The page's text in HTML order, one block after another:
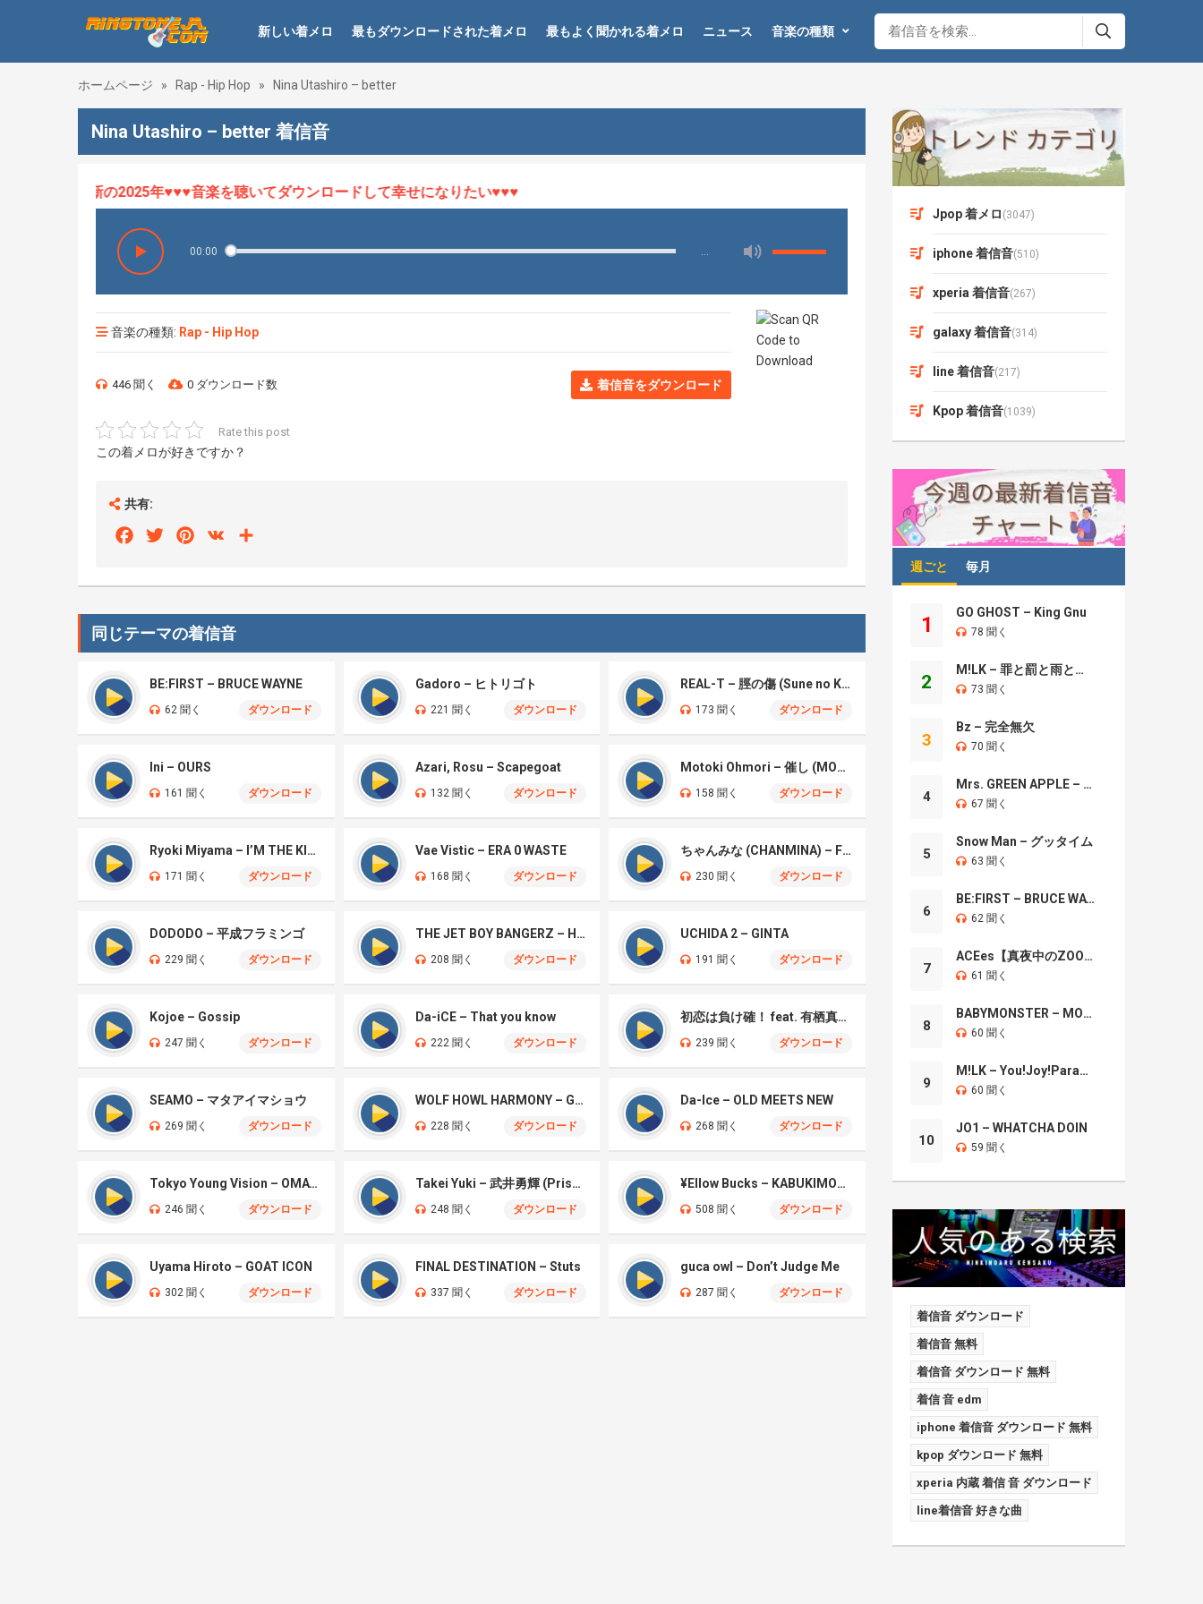
新しい着メロ 最もダウンロードされた着メロ 最もよく聞かれる着メロ ニュース 音楽の種類
ホームページ » Rap - Hip Hop » Nina Utashiro – better
Nina Utashiro – better 着信音
、最新の2025年♥♥♥音楽を聴いてダウンロードして幸せになりたい♥♥♥
00:00
音楽の種類: Rap - Hip Hop
446 聞く 0 ダウンロード数 着信音をダウンロード
Rate this post
この着メロが好きですか？
共有:
FacebookTwitterPinterest
VK
同じテーマの着信音
BE:FIRST – BRUCE WAYNE
62 聞く ダウンロード
Gadoro – ヒトリゴト
221 聞く ダウンロード
REAL-T – 脛の傷 (Sune no Kizu)
173 聞く ダウンロード
Ini – OURS
161 聞く ダウンロード
Azari, Rosu – Scapegoat
132 聞く ダウンロード
Motoki Ohmori – 催し (MOYOOSHI)
158 聞く ダウンロード
Ryoki Miyama – I’M THE KING
171 聞く ダウンロード
Vae Vistic – ERA 0 WASTE
168 聞く ダウンロード
ちゃんみな (CHANMINA) – FLIP FLAP
230 聞く ダウンロード
DODODO – 平成フラミンゴ
229 聞く ダウンロード
THE JET BOY BANGERZ – HEAD UP
208 聞く ダウンロード
UCHIDA 2 – GINTA
191 聞く ダウンロード
Kojoe – Gossip
247 聞く ダウンロード
Da-iCE – That you know
222 聞く ダウンロード
初恋は負け確！ feat. 有栖真凛愛
239 聞く ダウンロード
SEAMO – マタアイマショウ
269 聞く ダウンロード
WOLF HOWL HARMONY – Gachi Funk
228 聞く ダウンロード
Da-Ice – OLD MEETS NEW
268 聞く ダウンロード
Tokyo Young Vision – OMATASE
246 聞く ダウンロード
Takei Yuki – 武井勇輝 (Prison)
248 聞く ダウンロード
¥Ellow Bucks – KABUKIMONO
508 聞く ダウンロード
Uyama Hiroto – GOAT ICON
302 聞く ダウンロード
FINAL DESTINATION – Stuts
337 聞く ダウンロード
guca owl – Don’t Judge Me
287 聞く ダウンロード
Jpop 着メロ (3047)
iphone 着信音(510)
xperia 着信音(267)
galaxy 着信音(314)
line 着信音(217)
Kpop 着信音(1039)
週ごと 毎月
1
GO GHOST – King Gnu
78 聞く
2
M!LK – 罪と罰と雨とキス
73 聞く
3
Bz – 完全無欠
70 聞く
4
Mrs. GREEN APPLE – Brand New
67 聞く
5
Snow Man – グッタイム
63 聞く
6
BE:FIRST – BRUCE WAYNE
62 聞く
7
ACEes【真夜中のZOO】
61 聞く
8
BABYMONSTER – MOON
60 聞く
9
M!LK – You!Joy!Parade!
60 聞く
10
JO1 – WHATCHA DOIN
59 聞く
着信音 ダウンロード
着信音 無料
着信音 ダウンロード 無料
着信 音 edm
iphone 着信音 ダウンロード 無料
kpop ダウンロード 無料
xperia 内蔵 着信 音 ダウンロード
line着信音 好きな曲